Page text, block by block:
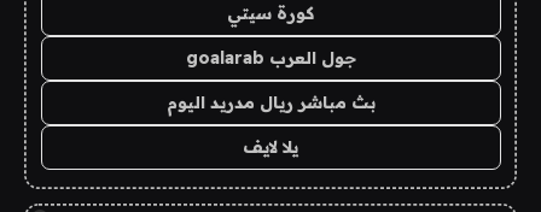
كورة سيتي
جول العرب goalarab
بث مباشر ريال مدريد اليوم
يلا لايف